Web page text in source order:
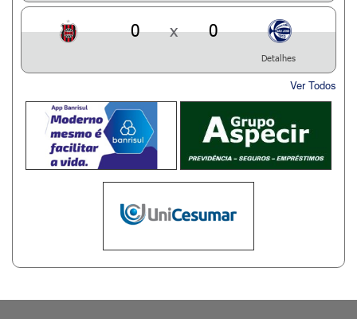
0 x 0
Detalhes
Ver Todos